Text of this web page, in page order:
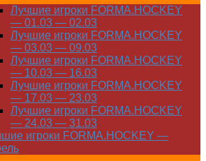
Лучшие игроки FORMA.HOCKEY
— 01.03 — 02.03
Лучшие игроки FORMA.HOCKEY
— 03.03 — 09.03
Лучшие игроки FORMA.HOCKEY
— 10.03 — 16.03
Лучшие игроки FORMA.HOCKEY
— 17.03 — 23.03
Лучшие игроки FORMA.HOCKEY
— 24.03 — 31.03
игроки FORMA.HOCKEY —